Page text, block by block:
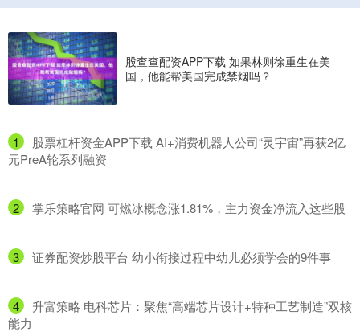
股查查配资APP下载 如果林则徐重生在美
国，他能帮美国完成禁烟吗？
1
​股票杠杆资金APP下载 AI+消费机器人公司“灵宇宙”再获2亿
元PreA轮系列融资
2 ​掌乐策略官网 可燃冰概念涨1.81%，主力资金净流入这些股
3 ​证券配资炒股平台 幼小衔接过程中幼儿必须学会的9件事
4
​升富策略 电科芯片：聚焦“高端芯片设计+特种工艺制造”双核
能力